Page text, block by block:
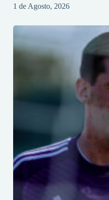
1 de Agosto, 2026